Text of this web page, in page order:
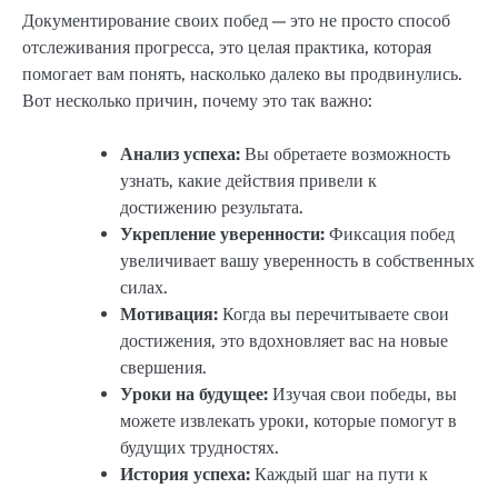
Документирование своих побед — это не просто способ
отслеживания прогресса, это целая практика, которая
помогает вам понять, насколько далеко вы продвинулись.
Вот несколько причин, почему это так важно:
Анализ успеха: Вы обретаете возможность
узнать, какие действия привели к
достижению результата.
Укрепление уверенности: Фиксация побед
увеличивает вашу уверенность в собственных
силах.
Мотивация: Когда вы перечитываете свои
достижения, это вдохновляет вас на новые
свершения.
Уроки на будущее: Изучая свои победы, вы
можете извлекать уроки, которые помогут в
будущих трудностях.
История успеха: Каждый шаг на пути к